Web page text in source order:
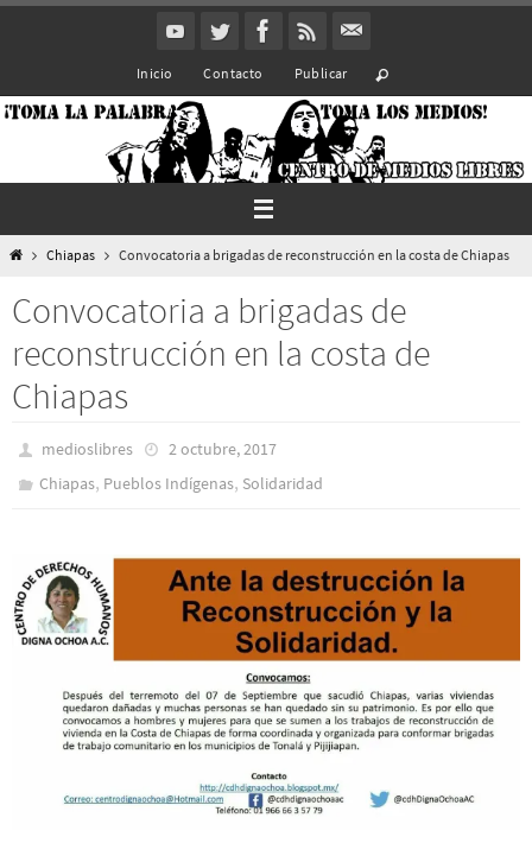
Inicio Contacto Publicar
InicioChiapas Convocatoria a brigadas de reconstrucción en la costa de Chiapas
Convocatoria a brigadas de
reconstrucción en la costa de
Chiapas
medioslibres
2 octubre, 2017
Chiapas, Pueblos Indí­genas, Solidaridad